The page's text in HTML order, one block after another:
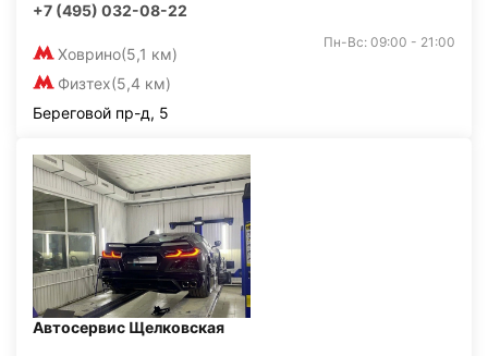
+7 (495) 032-08-22
Ховрино(5,1 км)
Физтех(5,4 км)
Пн-Вс: 09:00 - 21:00
Береговой пр-д, 5
Автосервис Щелковская